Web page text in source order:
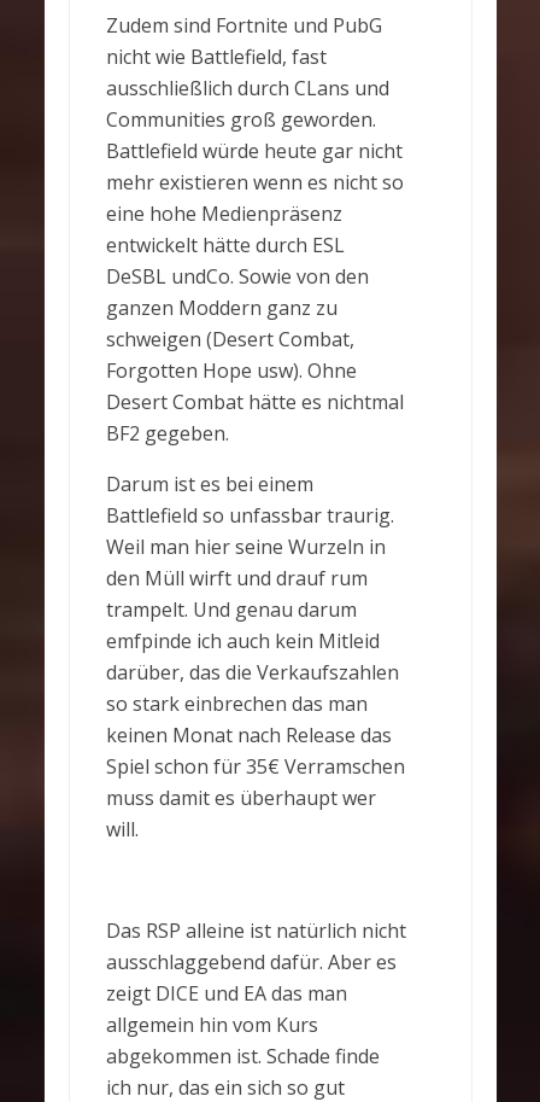
Zudem sind Fortnite und PubG
nicht wie Battlefield, fast
ausschließlich durch CLans und
Communities groß geworden.
Battlefield würde heute gar nicht
mehr existieren wenn es nicht so
eine hohe Medienpräsenz
entwickelt hätte durch ESL
DeSBL undCo. Sowie von den
ganzen Moddern ganz zu
schweigen (Desert Combat,
Forgotten Hope usw). Ohne
Desert Combat hätte es nichtmal
BF2 gegeben.
Darum ist es bei einem
Battlefield so unfassbar traurig.
Weil man hier seine Wurzeln in
den Müll wirft und drauf rum
trampelt. Und genau darum
emfpinde ich auch kein Mitleid
darüber, das die Verkaufszahlen
so stark einbrechen das man
keinen Monat nach Release das
Spiel schon für 35€ Verramschen
muss damit es überhaupt wer
will.
Das RSP alleine ist natürlich nicht
ausschlaggebend dafür. Aber es
zeigt DICE und EA das man
allgemein hin vom Kurs
abgekommen ist. Schade finde
ich nur, das ein sich so gut